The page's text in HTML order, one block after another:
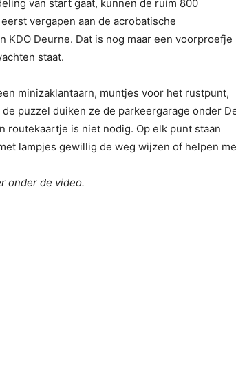
van start gaat, kunnen de ruim 800
vergapen aan de acrobatische
KDO Deurne. Dat is nog maar een voorproefje
staat.
minizaklantaarn, muntjes voor het rustpunt,
puzzel duiken ze de parkeergarage onder
routekaartje is niet nodig. Op elk punt staan
lampjes gewillig de weg wijzen of helpen
onder de video.